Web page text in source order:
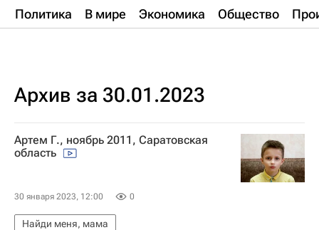
Политика В мире Экономика Общество
Архив за 30.01.2023
Артем Г., ноябрь 2011, Саратовская
область
30 января 2023, 12:00 0
Найди меня, мама